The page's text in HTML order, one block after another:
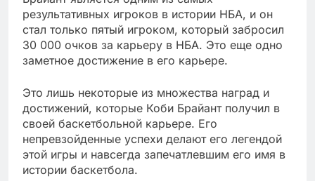
результативных игроков в истории НБА, и он
стал только пятый игроком, который забросил
30 000 очков за карьеру в НБА. Это еще одно
заметное достижение в его карьере.
Это лишь некоторые из множества наград и
достижений, которые Коби Брайант получил в
своей баскетбольной карьере. Его
непревзойденные успехи делают его легендой
этой игры и навсегда запечатлевшим его имя в
истории баскетбола.